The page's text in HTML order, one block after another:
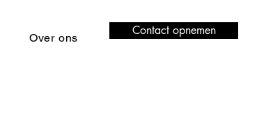
Over ons
Contact opnemen